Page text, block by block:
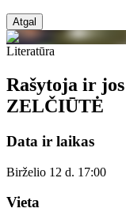
Atgal
Literatūra
Rašytoja ir
ZELČIŪTĖ
Data ir laikas
Birželio 12 d. 17:00
Vieta